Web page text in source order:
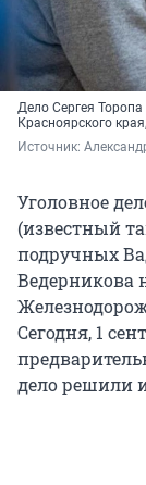
Дело Сергея
Красноярского
Источник:
Уголовное
(известный
подручных
Ведерникова
Сегодня, 1
дело решили